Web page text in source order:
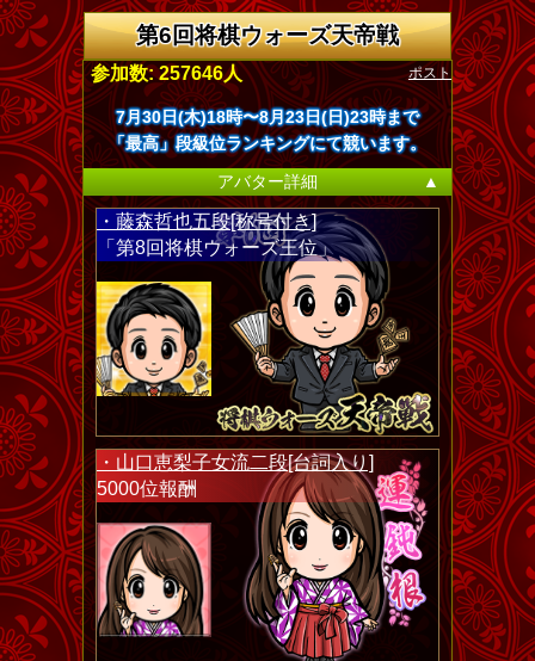
第6回将棋ウォーズ天帝戦
ポスト
参加数: 257646人
7月30日(木)18時〜8月23日(日)23時まで
「最高」段級位ランキングにて競います。
アバター詳細
▲
・藤森哲也五段[称号付き]
「第8回将棋ウォーズ王位」
・山口恵梨子女流二段[台詞入り]
5000位報酬